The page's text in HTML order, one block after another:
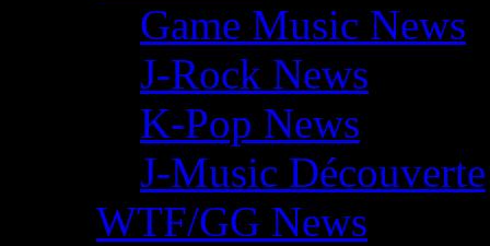
Game Music News
J-Rock News
K-Pop News
J-Music Découverte
WTF/GG News